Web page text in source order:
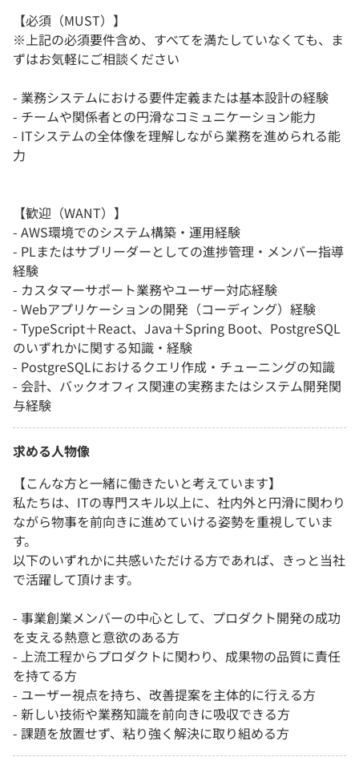
【必須（MUST）】
※上記の必須要件含め、すべてを満たしていなくても、ま
ずはお気軽にご相談ください
- 業務システムにおける要件定義または基本設計の経験
- チームや関係者との円滑なコミュニケーション能力
- ITシステムの全体像を理解しながら業務を進められる能
力
【歓迎（WANT）】
- AWS環境でのシステム構築・運用経験
- PLまたはサブリーダーとしての進捗管理・メンバー指導
経験
- カスタマーサポート業務やユーザー対応経験
- Webアプリケーションの開発（コーディング）経験
- TypeScript＋React、Java＋Spring Boot、PostgreSQL
のいずれかに関する知識・経験
- PostgreSQLにおけるクエリ作成・チューニングの知識
- 会計、バックオフィス関連の実務またはシステム開発関
与経験
求める人物像
【こんな方と一緒に働きたいと考えています】
私たちは、ITの専門スキル以上に、社内外と円滑に関わり
ながら物事を前向きに進めていける姿勢を重視していま
す。
以下のいずれかに共感いただける方であれば、きっと当社
で活躍して頂けます。
- 事業創業メンバーの中心として、プロダクト開発の成功
を支える熱意と意欲のある方
- 上流工程からプロダクトに関わり、成果物の品質に責任
を持てる方
- ユーザー視点を持ち、改善提案を主体的に行える方
- 新しい技術や業務知識を前向きに吸収できる方
- 課題を放置せず、粘り強く解決に取り組める方